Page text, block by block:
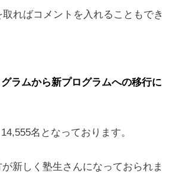
取ればコメントを入れることもでき
ラムから新プログラムへの移行に
名となっております。
新しく塾生さんになっておられま